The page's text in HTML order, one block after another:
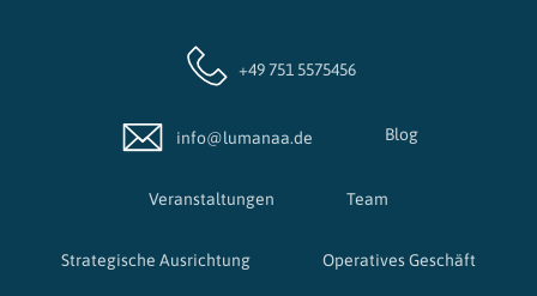
+49 751 5575456
info@lumanaa.de Blog
Veranstaltungen Team
Strategische Ausrichtung Operatives Geschäft